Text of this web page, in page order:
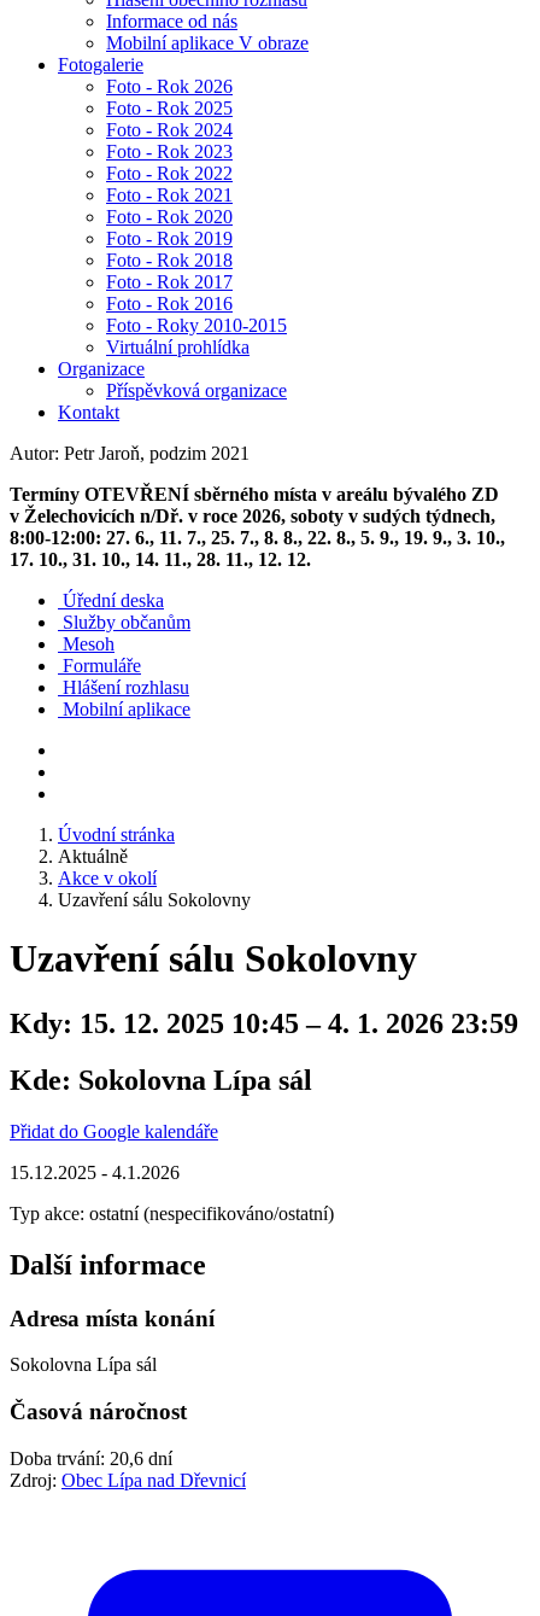
Informace od nás
Mobilní aplikace V obraze
Fotogalerie
Foto - Rok 2026
Foto - Rok 2025
Foto - Rok 2024
Foto - Rok 2023
Foto - Rok 2022
Foto - Rok 2021
Foto - Rok 2020
Foto - Rok 2019
Foto - Rok 2018
Foto - Rok 2017
Foto - Rok 2016
Foto - Roky 2010-2015
Virtuální prohlídka
Organizace
Příspěvková organizace
Kontakt
Autor: Petr Jaroň, podzim 2021
Termíny OTEVŘENÍ sběrného místa v areálu bývalého ZD
v Želechovicích n/Dř. v roce 2026, soboty v sudých týdnech,
8:00-12:00: 27. 6., 11. 7., 25. 7., 8. 8., 22. 8., 5. 9., 19. 9., 3. 10.,
17. 10., 31. 10., 14. 11., 28. 11., 12. 12.
Úřední deska
Služby občanům
Mesoh
Formuláře
Hlášení rozhlasu
Mobilní aplikace
Úvodní stránka
Aktuálně
Akce v okolí
Uzavření sálu Sokolovny
Uzavření sálu Sokolovny
Kdy: 15. 12. 2025 10:45 – 4. 1. 2026 23:59
Kde: Sokolovna Lípa sál
Přidat do Google kalendáře
15.12.2025 - 4.1.2026
Typ akce: ostatní (nespecifikováno/ostatní)
Další informace
Adresa místa konání
Sokolovna Lípa sál
Časová náročnost
Doba trvání: 20,6 dní
Zdroj: Obec Lípa nad Dřevnicí